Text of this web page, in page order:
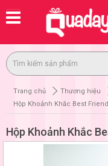
Trang chủ Thương hiệu
Hộp Khoảnh Khắc Best
Hộp Khoảnh Khắc